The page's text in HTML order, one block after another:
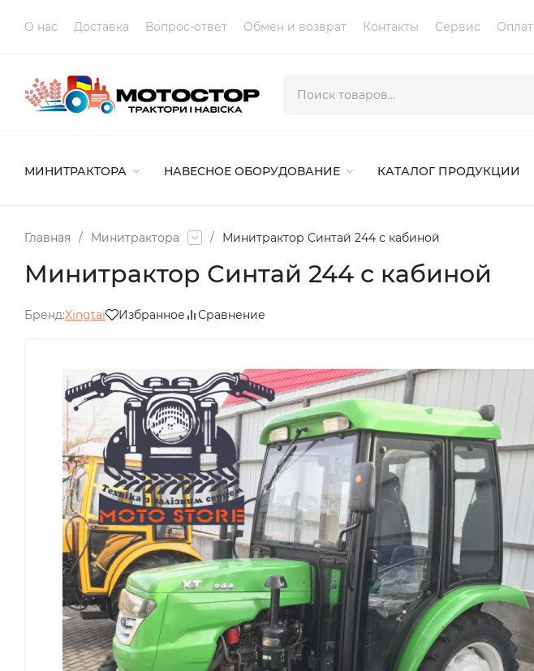
O нас Доставка Вопрос-ответ Обмен и возврат Контакты Сервис
МИНИТРАКТОРА НАВЕСНОЕ ОБОРУДОВАНИЕ КАТАЛОГ ПРОДУКЦИИ
Главная / Минитрактора / Минитрактор Синтай 244 с кабиной
Минитрактор Синтай 244 с кабиной
Бренд:Xingtai Избранное Сравнение